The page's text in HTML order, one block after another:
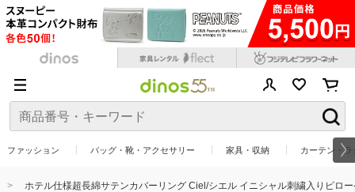
ファッション バッグ・靴・アクセサリー 家具・収納 カーテン・
ホテル仕様超長綿サテンカバーリング Ciel/シエル イニシャル刺繍入りピロ